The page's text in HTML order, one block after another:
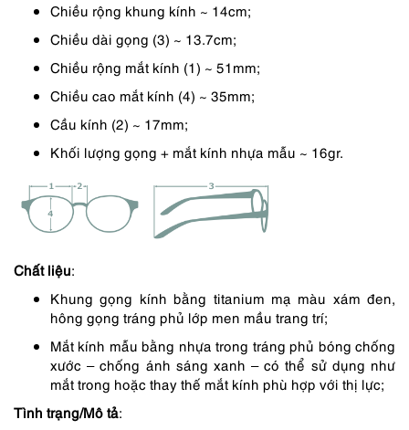
2,168,000 ₫.
Chiều rộng khung kính ~ 14cm;
Chiều dài gọng (3) ~ 13.7cm;
Chiều rộng mắt kính (1) ~ 51mm;
Chiều cao mắt kính (4) ~ 35mm;
Cầu kính (2) ~ 17mm;
Khối lượng gọng + mắt kính nhựa mẫu ~ 16gr.
Chất liệu:
Khung gọng kính bằng titanium mạ màu xám đen,
hông gọng tráng phủ lớp men mầu trang trí;
Mắt kính mẫu bằng nhựa trong tráng phủ bóng chống
xước – chống ánh sáng xanh – có thể sử dụng như
mắt trong hoặc thay thế mắt kính phù hợp với thị lực;
Tình trạng/Mô tả: